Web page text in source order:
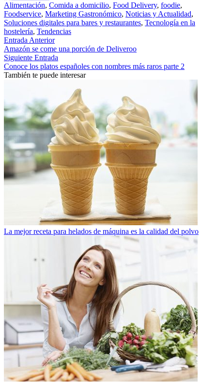
Alimentación, Comida a domicilio, Food Delivery, foodie,
Foodservice, Marketing Gastronómico, Noticias y Actualidad,
Soluciones digitales para bares y restaurantes, Tecnología en la
hostelería, Tendencias
Entrada Anterior
Amazón se come una porción de Deliveroo
Siguiente Entrada
Conoce los platos españoles con nombres más raros parte 2
También te puede interesar
La mejor receta para helados de máquina es la calidad del polvo